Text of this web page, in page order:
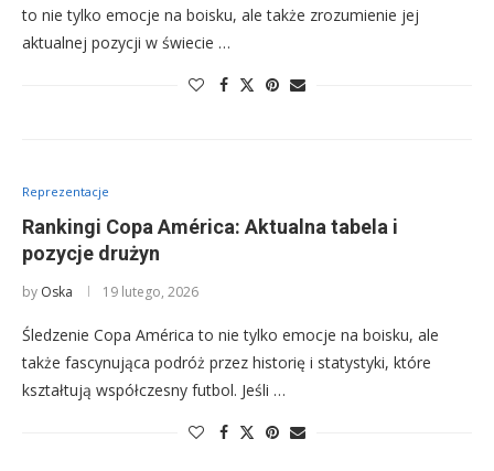
to nie tylko emocje na boisku, ale także zrozumienie jej
aktualnej pozycji w świecie …
Reprezentacje
Rankingi Copa América: Aktualna tabela i
pozycje drużyn
by Oska 19 lutego, 2026
Śledzenie Copa América to nie tylko emocje na boisku, ale
także fascynująca podróż przez historię i statystyki, które
kształtują współczesny futbol. Jeśli …